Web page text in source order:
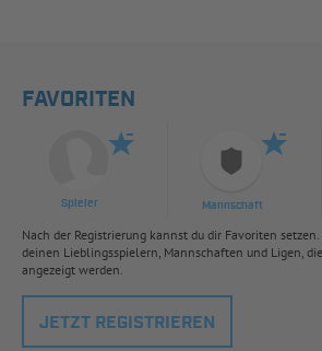
FAVORITEN
Spieler Mannschaft
Nach der Registrierung kannst du dir Favoriten
deinen Lieblingsspielern, Mannschaften und Ligen,
angezeigt werden.
JETZT REGISTRIEREN